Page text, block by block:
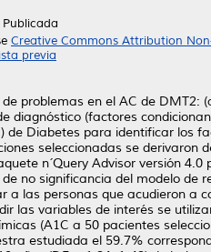
Creative Commons Attribution
previa
problemas en el AC de
diagnóstico (factores
de Diabetes para identificar los
seleccionadas se
n´Query Advisor versión
no significancia del modelo de
a las personas que acudieron
las variables de interés se
(A1C a 50 pacientes
estudiada el 59.7%